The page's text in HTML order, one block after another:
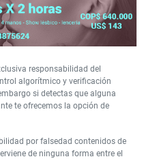
responsabilidad del
algorítmico y verificación
si detectas que alguna
te ofrecemos la opción de
por falsedad contenidos de
de ninguna forma entre el